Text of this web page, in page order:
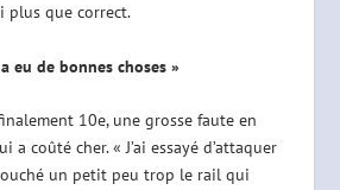
plus que correct.
eu de bonnes choses »
10e, une grosse faute en
a coûté cher. « J’ai essayé d’attaquer
un petit peu trop le rail qui